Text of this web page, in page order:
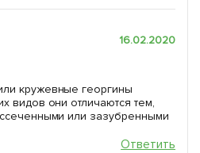
16.02.2020
кружевные георгины
видов они отличаются тем,
или зазубренными
Ответить